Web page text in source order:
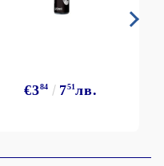
€384 751лв.